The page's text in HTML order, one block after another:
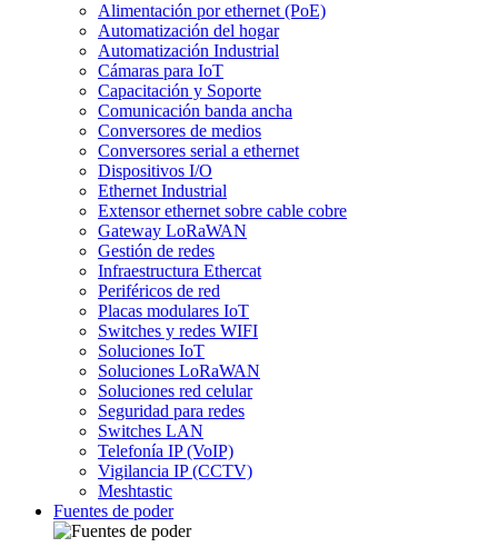
Alimentación por ethernet (PoE)
Automatización del hogar
Automatización Industrial
Cámaras para IoT
Capacitación y Soporte
Comunicación banda ancha
Conversores de medios
Conversores serial a ethernet
Dispositivos I/O
Ethernet Industrial
Extensor ethernet sobre cable cobre
Gateway LoRaWAN
Gestión de redes
Infraestructura Ethercat
Periféricos de red
Placas modulares IoT
Switches y redes WIFI
Soluciones IoT
Soluciones LoRaWAN
Soluciones red celular
Seguridad para redes
Switches LAN
Telefonía IP (VoIP)
Vigilancia IP (CCTV)
Meshtastic
Fuentes de poder